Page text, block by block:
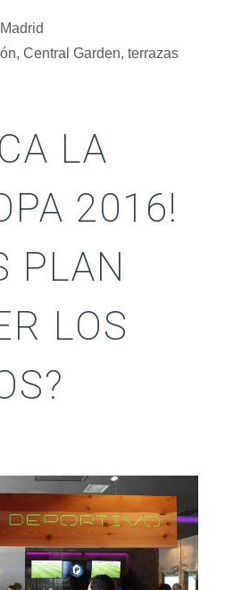
, Central Garden, terrazas
LA
2016!
PLAN
LOS